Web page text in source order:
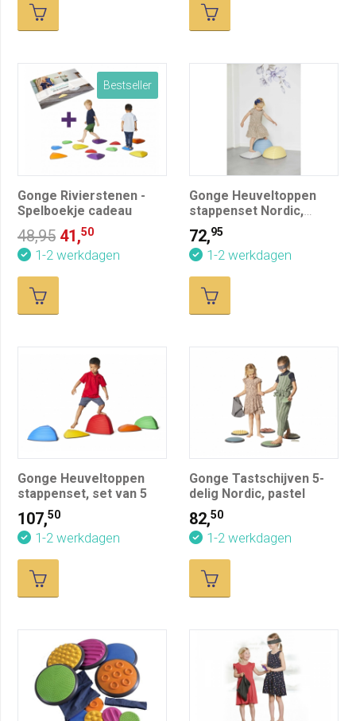
Bestseller
Gonge Rivierstenen -
Spelboekje cadeau
48,95 41,50
1-2 werkdagen
Gonge Heuveltoppen
stappenset Nordic,
pastel, set van 3
72,95
1-2 werkdagen
Gonge Heuveltoppen
stappenset, set van 5
107,50
1-2 werkdagen
Gonge Tastschijven 5-
delig Nordic, pastel
82,50
1-2 werkdagen